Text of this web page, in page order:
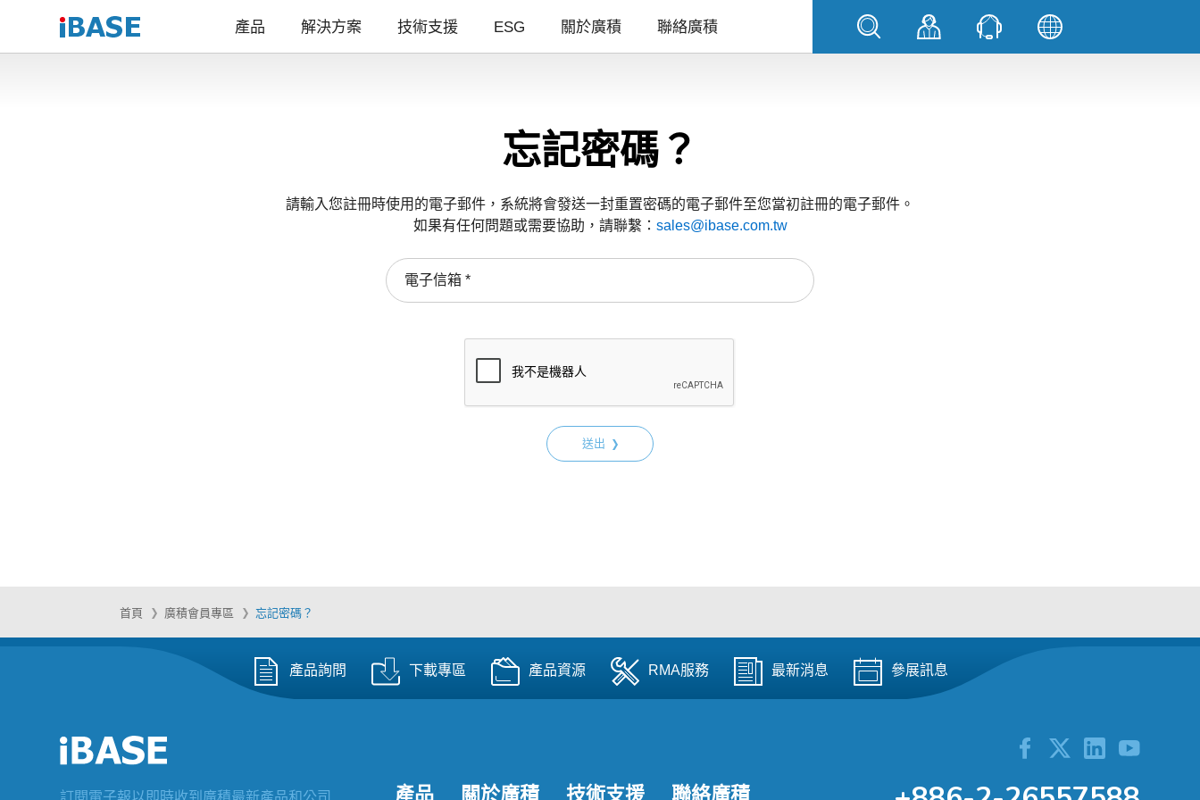
產品 解決方案 技術支援 ESG 關於廣積 聯絡廣積
忘記密碼？
請輸入您註冊時使用的電子郵件，系統將會發送一封重置密碼的電子郵件至您當初註冊的電子郵件。
如果有任何問題或需要協助，請聯繫： sales@ibase.com.tw
送出
首頁 廣積會員專區 忘記密碼？
產品詢問 下載專區 產品資源 RMA服務 最新消息 參展訊息
訂閱電子報以即時收到廣積最新產品和公司